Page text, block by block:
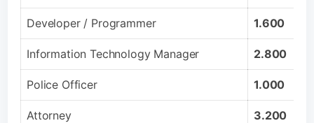
Developer / Programmer 1.600
Information Technology Manager 2.800
Police Officer 1.000
Attorney 3.200